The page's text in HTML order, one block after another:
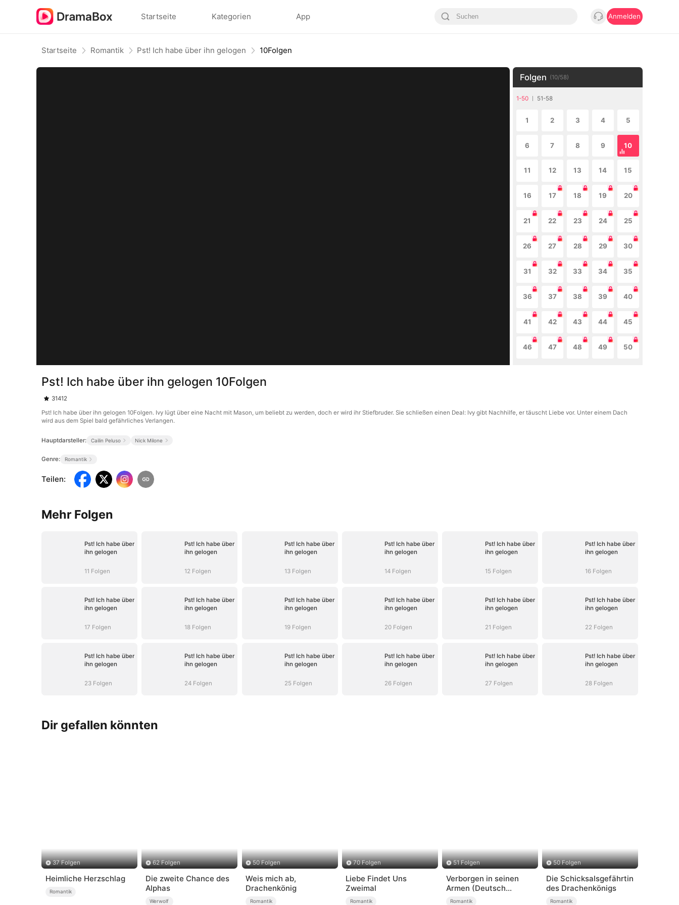
Startseite Kategorien App Anmelden
Startseite Romantik Pst! Ich habe über ihn gelogen 10Folgen
Folgen (10/58)
1-50 51-58
1 2 3 4 5
6 7 8 9 10
11 12 13 14 15
16 17 18 19 20
21 22 23 24 25
26 27 28 29 30
31 32 33 34 35
36 37 38 39 40
41 42 43 44 45
46 47 48 49 50
Pst! Ich habe über ihn gelogen 10Folgen
31412
Pst! Ich habe über ihn gelogen 10Folgen. Ivy lügt über eine Nacht mit Mason, um beliebt zu werden, doch er wird ihr Stiefbruder. Sie schließen einen Deal: Ivy gibt Nachhilfe, er täuscht Liebe vor. Unter einem Dach
wird aus dem Spiel bald gefährliches Verlangen.
Hauptdarsteller: Cailin Peluso Nick Milone
Genre: Romantik
Teilen:
Mehr Folgen
Pst! Ich habe über
ihn gelogen
11 Folgen
Pst! Ich habe über
ihn gelogen
12 Folgen
Pst! Ich habe über
ihn gelogen
13 Folgen
Pst! Ich habe über
ihn gelogen
14 Folgen
Pst! Ich habe über
ihn gelogen
15 Folgen
Pst! Ich habe über
ihn gelogen
16 Folgen
Pst! Ich habe über
ihn gelogen
17 Folgen
Pst! Ich habe über
ihn gelogen
18 Folgen
Pst! Ich habe über
ihn gelogen
19 Folgen
Pst! Ich habe über
ihn gelogen
20 Folgen
Pst! Ich habe über
ihn gelogen
21 Folgen
Pst! Ich habe über
ihn gelogen
22 Folgen
Pst! Ich habe über
ihn gelogen
23 Folgen
Pst! Ich habe über
ihn gelogen
24 Folgen
Pst! Ich habe über
ihn gelogen
25 Folgen
Pst! Ich habe über
ihn gelogen
26 Folgen
Pst! Ich habe über
ihn gelogen
27 Folgen
Pst! Ich habe über
ihn gelogen
28 Folgen
Dir gefallen könnten
37 Folgen
Heimliche Herzschlag
Romantik
62 Folgen
Die zweite Chance des
Alphas
Werwolf
50 Folgen
Weis mich ab,
Drachenkönig
Romantik
70 Folgen
Liebe Findet Uns
Zweimal
Romantik
51 Folgen
Verborgen in seinen
Armen (Deutsch
Synchronisiert)
Romantik
50 Folgen
Die Schicksalsgefährtin
des Drachenkönigs
Romantik